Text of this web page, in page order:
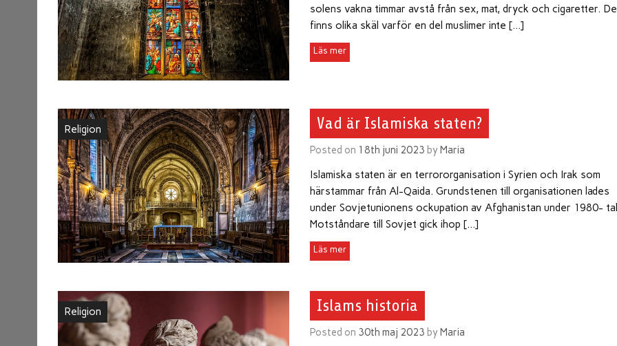
solens vakna timmar avstå från sex, mat, dryck och cigaretter.
finns olika skäl varför en del muslimer inte […]
Religion Vad är Islamiska staten?
Posted on 18th juni 2023 byMaria
Islamiska staten är en terrororganisation i Syrien och Irak som
härstammar från Al-Qaida. Grundstenen till organisationen lades
under Sovjetunionens ockupation av Afghanistan under 1980-
Motståndare till Sovjet gick ihop […]
Religion Islams historia
Posted on 30th maj 2023 byMaria